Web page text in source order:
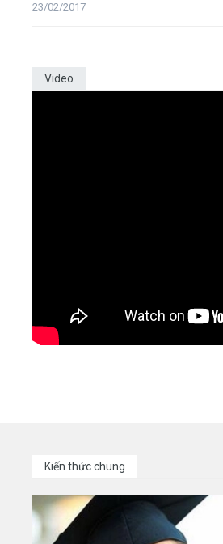
23/02/2017
Video
Kiến thức chung